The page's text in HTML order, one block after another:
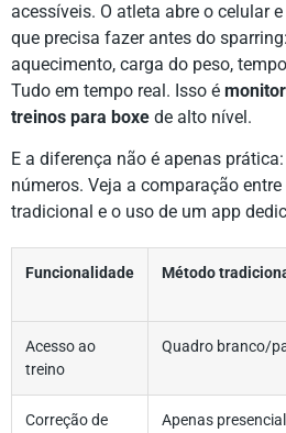
acessíveis. O atleta abre o celular
que precisa fazer antes do
aquecimento, carga do peso,
Tudo em tempo real. Isso é
treinos para boxe de alto nível.
E a diferença não é apenas
números. Veja a comparação
tradicional e o uso de um app
Funcionalidade Método
Acesso ao
treino
Quadro branco/
Correção de
Apenas presencial